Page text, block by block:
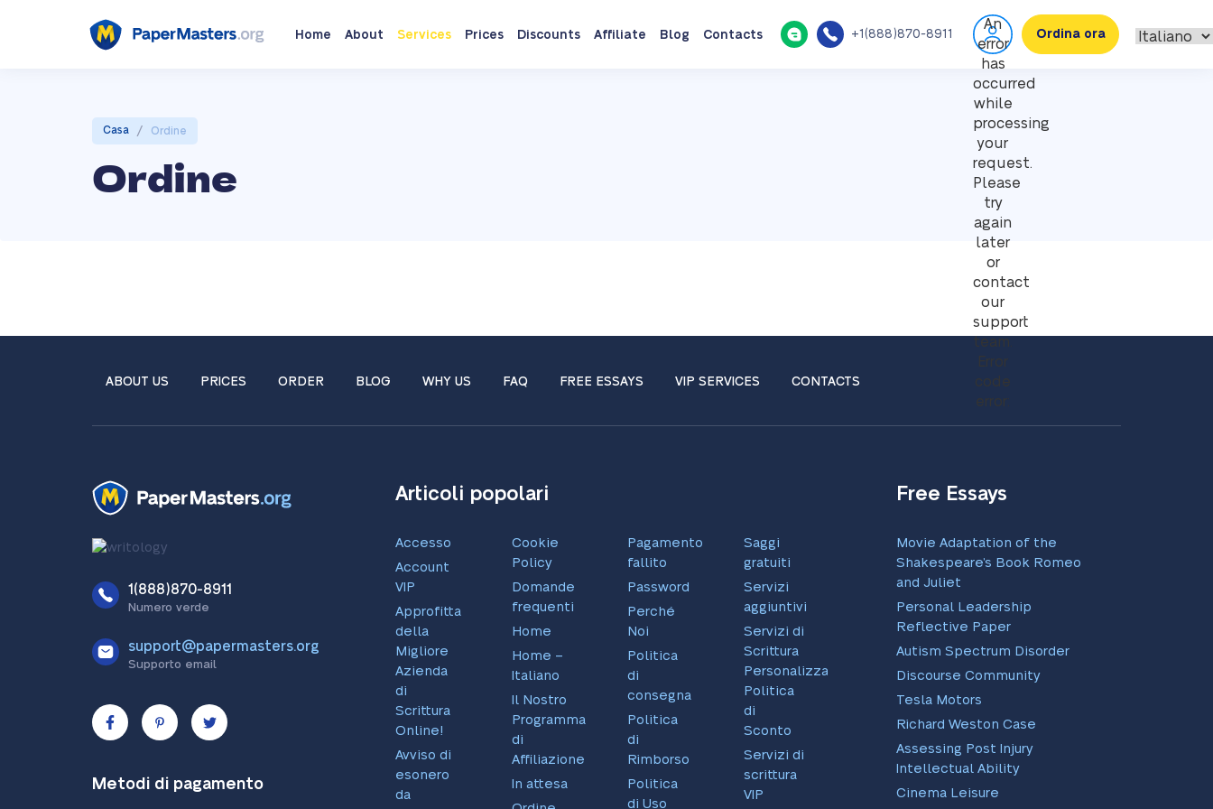
Home About Services Prices Discounts Affiliate Blog Contacts +1(888)870-8911
An
error
has
occurred
while
processing
your
request.
Please
try
again
later
or
contact
our
support
team.
Error
code
error:
Ordina ora
Casa / Ordine
Ordine
ABOUT US PRICES ORDER BLOG WHY US FAQ FREE ESSAYS VIP SERVICES CONTACTS
1(888)870-8911
Numero verde
support@papermasters.org
Supporto email
Metodi di pagamento
Articoli popolari
Accesso
Account
VIP
Approfitta
della
Migliore
Azienda
di
Scrittura
Online!
Avviso di
esonero
da
Cookie
Policy
Domande
frequenti
Home
Home –
Italiano
Il Nostro
Programma
di
Affiliazione
In attesa
Pagamento
fallito
Password
Perché
Noi
Politica
di
consegna
Politica
di
Rimborso
Politica
di Uso
Saggi
gratuiti
Servizi
aggiuntivi
Servizi di
Scrittura
Personalizzati:
Politica
di
Sconto
Servizi di
scrittura
VIP
Free Essays
Movie Adaptation of the
Shakespeare’s Book Romeo
and Juliet
Personal Leadership
Reflective Paper
Autism Spectrum Disorder
Discourse Community
Tesla Motors
Richard Weston Case
Assessing Post Injury
Intellectual Ability
Cinema Leisure